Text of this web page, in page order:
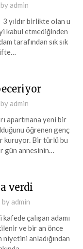
by admin
yıldır birlikte olan u
kabul etmediğinden
tarafından sık sık
by admin
apartmana yeni bir
öğrenen genç
kuruyor. Bir türlü bu
gün annesinin…
verdi
by admin
çalışan adamı
ve bir an önce
niyetini anladığından